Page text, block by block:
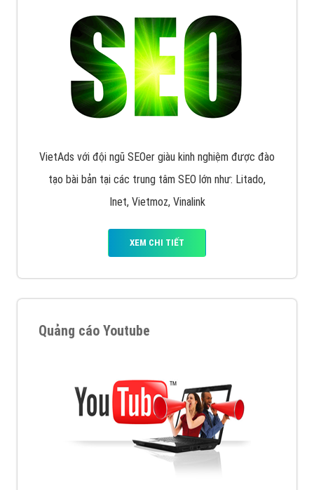
VietAds với đội ngũ SEOer giàu kinh nghiệm được đào
tạo bài bản tại các trung tâm SEO lớn như: Litado,
Inet, Vietmoz, Vinalink
XEM CHI TIẾT
Quảng cáo Youtube